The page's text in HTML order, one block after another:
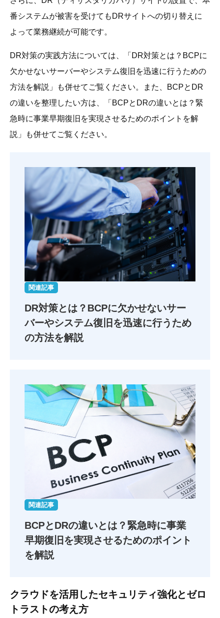
番システムが被害を受けてもDRサイトへの切り替えに
よって業務継続が可能です。
DR対策の実践方法については、「DR対策とは？BCPに
欠かせないサーバーやシステム復旧を迅速に行うための
方法を解説」も併せてご覧ください。また、BCPとDR
の違いを整理したい方は、「BCPとDRの違いとは？緊
急時に事業早期復旧を実現させるためのポイントを解
説」も併せてご覧ください。
関連記事
DR対策とは？BCPに欠かせないサー
バーやシステム復旧を迅速に行うため
の方法を解説
関連記事
BCPとDRの違いとは？ 緊急時に事業
早期復旧を実現させるためのポイント
を解説
クラウドを活用したセキュリティ強化とゼロ
トラストの考え方